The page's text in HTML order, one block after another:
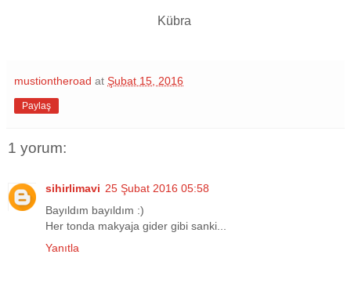
Kübra
mustiontheroad at Şubat 15, 2016
Paylaş
1 yorum:
sihirlimavi 25 Şubat 2016 05:58
Bayıldım bayıldım :)
Her tonda makyaja gider gibi sanki...
Yanıtla